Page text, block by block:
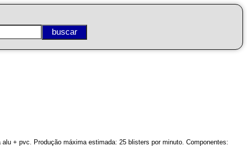
+ pvc. Produção máxima estimada: 25 blisters por minuto. Componentes: